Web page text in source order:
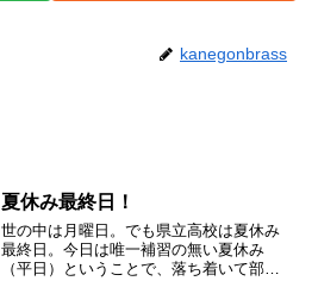
kanegonbrass
夏休み最終日！
世の中は月曜日。でも県立高校は夏休み
最終日。今日は唯一補習の無い夏休み
（平日）ということで、落ち着いて部活